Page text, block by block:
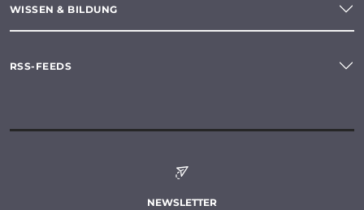
WISSEN & BILDUNG
RSS-FEEDS
NEWSLETTER